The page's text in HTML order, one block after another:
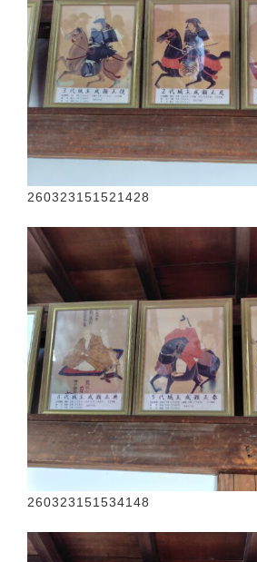
260323151521428
260323151534148